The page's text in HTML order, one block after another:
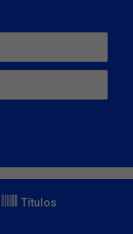
Títulos